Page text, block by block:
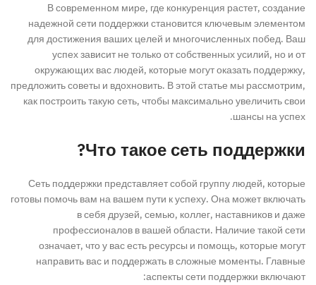
В современном мире, где конкуренция растет, создание
надежной сети поддержки становится ключевым элементом
для достижения ваших целей и многочисленных побед. Ваш
успех зависит не только от собственных усилий, но и от
окружающих вас людей, которые могут оказать поддержку,
предложить советы и вдохновить. В этой статье мы рассмотрим,
как построить такую сеть, чтобы максимально увеличить свои
шансы на успех.
Что такое сеть поддержки?
Сеть поддержки представляет собой группу людей, которые
готовы помочь вам на вашем пути к успеху. Она может включать
в себя друзей, семью, коллег, наставников и даже
профессионалов в вашей области. Наличие такой сети
означает, что у вас есть ресурсы и помощь, которые могут
направить вас и поддержать в сложные моменты. Главные
аспекты сети поддержки включают: